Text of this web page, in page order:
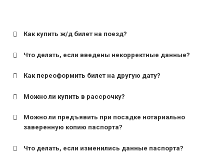
Как купить ж/д билет на поезд?
Что делать, если введены некорректные данные?
Как переоформить билет на другую дату?
Можно ли купить в рассрочку?
Можно ли предъявить при посадке нотариально
заверенную копию паспорта?
Что делать, если изменились данные паспорта?